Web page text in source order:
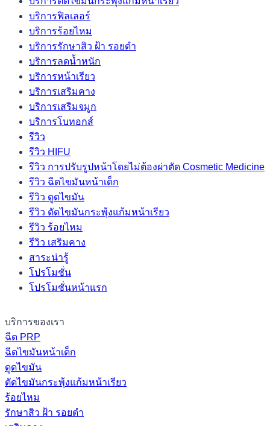
บริการฟิลเลอร์
บริการร้อยไหม
บริการรักษาสิว ฝ้า รอยดำ
บริการลดน้ำหนัก
บริการหน้าเรียว
บริการเสริมคาง
บริการเสริมจมูก
บริการโบทอกส์
รีวิว
รีวิว HIFU
รีวิว การปรับรูปหน้าโดยไม่ต้องผ่าตัด Cosmetic Medicine
รีวิว ฉีดไขมันหน้าเด็ก
รีวิว ดูดไขมัน
รีวิว ตัดไขมันกระพุ้งแก้มหน้าเรียว
รีวิว ร้อยไหม
รีวิว เสริมคาง
สาระน่ารู้
โปรโมชั่น
โปรโมชั่นหน้าแรก
บริการของเรา
ฉีด PRP
ฉีดไขมันหน้าเด็ก
ดูดไขมัน
ตัดไขมันกระพุ้งแก้มหน้าเรียว
ร้อยไหม
รักษาสิว ฝ้า รอยดำ